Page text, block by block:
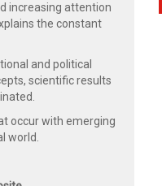
increasing attention
the constant
and political
scientific results
occur with emerging
world.